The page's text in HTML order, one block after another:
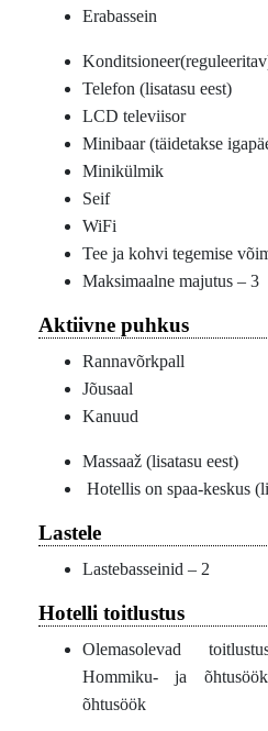
Erabassein
Telefon (lisatasu eest)
LCD televiisor
Minibaar (täidetakse
Minikülmik
Seif
WiFi
Tee ja kohvi tegemise
Maksimaalne majutus – 3
Aktiivne puhkus
Rannavõrkpall
Jõusaal
Kanuud
Massaaž (lisatasu eest)
Hotellis on spaa-keskus
Lastele
Lastebasseinid – 2
Hotelli toitlustus
Olemasolevad
Hommiku- ja
õhtusöök